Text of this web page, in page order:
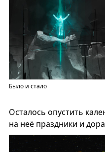
Было и стало
Осталось опустить
на неё праздники и